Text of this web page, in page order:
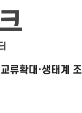
류확대·생태계 조